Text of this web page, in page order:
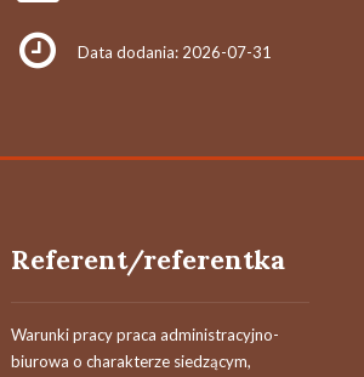
Data dodania: 2026-07-31
Referent/referentka
Warunki pracy praca administracyjno-
biurowa o charakterze siedzącym,